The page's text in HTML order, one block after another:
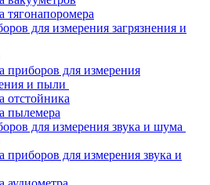
тягонапоромера
для измерения загрязнения и
приборов для измерения
и пыли
отстойника
пылемера
для измерения звука и шума
приборов для измерения звука и